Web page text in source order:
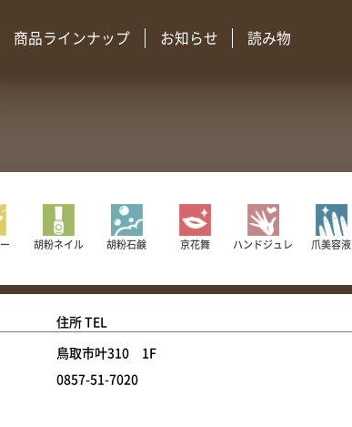
商品ラインナップ お知らせ 読み物
胡粉ネイル 胡粉石鹸 京花舞 ハンドジュレ 爪美容液
住所 TEL
鳥取市叶310 1F
0857-51-7020